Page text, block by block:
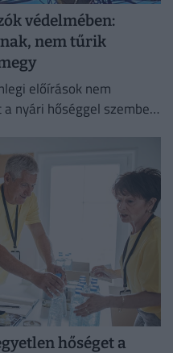
védelmében:
nem tűrik
előírások nem
nyári hőséggel szemben,
hőséget a